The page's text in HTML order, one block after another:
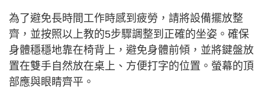
為了避免長時間工作時感到疲勞，請將設備擺放整
齊，並按照以上教的5步驟調整到正確的坐姿。確保
身體穩穩地靠在椅背上，避免身體前傾，並將鍵盤放
置在雙手自然放在桌上、方便打字的位置。螢幕的頂
部應與眼睛齊平。